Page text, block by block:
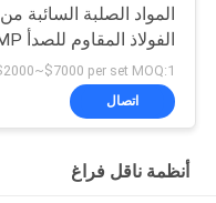
المواد الصلبة السائبة من
الفولاذ المقاوم للصدأ GMP
اتصال
أنظمة ناقل فراغ